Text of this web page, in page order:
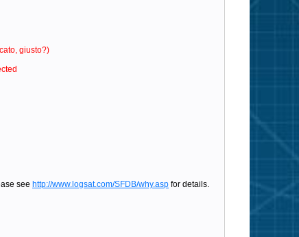
giusto?)
see http://www.logsat.com/SFDB/why.asp for details.